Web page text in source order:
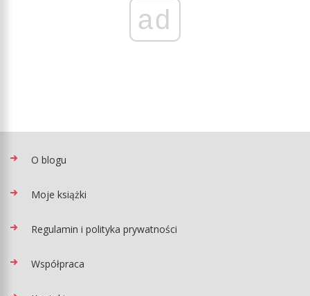
ad
O blogu
Moje książki
Regulamin i polityka prywatności
Współpraca